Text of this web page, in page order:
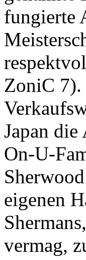
fungierte
ZoniC 7).
Japan
On-U-
eigenen
vermag,